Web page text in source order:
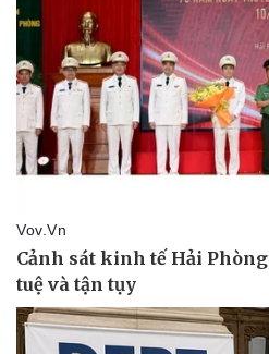
Tư vấn luật